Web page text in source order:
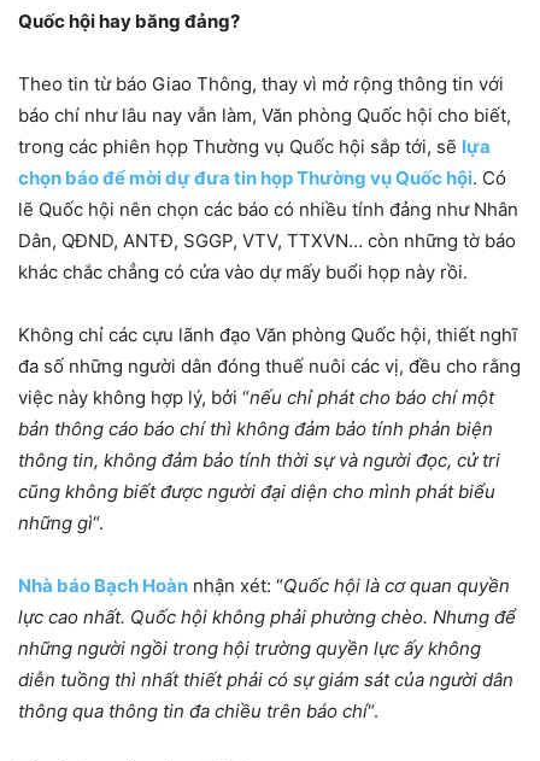
Quốc hội hay băng đảng?
Theo tin từ báo Giao Thông, thay vì mở rộng thông tin với
báo chí như lâu nay vẫn làm, Văn phòng Quốc hội cho biết,
trong các phiên họp Thường vụ Quốc hội sắp tới, sẽ lựa
chọn báo để mời dự đưa tin họp Thường vụ Quốc hội. Có
lẽ Quốc hội nên chọn các báo có nhiều tính đảng như Nhân
Dân, QĐND, ANTĐ, SGGP, VTV, TTXVN… còn những tờ báo
khác chắc chẳng có cửa vào dự mấy buổi họp này rồi.
Không chỉ các cựu lãnh đạo Văn phòng Quốc hội, thiết nghĩ
đa số những người dân đóng thuế nuôi các vị, đều cho rằng
việc này không hợp lý, bởi “nếu chỉ phát cho báo chí một
bản thông cáo báo chí thì không đảm bảo tính phản biện
thông tin, không đảm bảo tính thời sự và người đọc, cử tri
cũng không biết được người đại diện cho mình phát biểu
những gì“.
Nhà báo Bạch Hoàn nhận xét: “Quốc hội là cơ quan quyền
lực cao nhất. Quốc hội không phải phường chèo. Nhưng để
những người ngồi trong hội trường quyền lực ấy không
diễn tuồng thì nhất thiết phải có sự giám sát của người dân
thông qua thông tin đa chiều trên báo chí“.